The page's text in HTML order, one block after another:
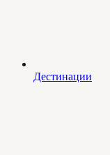
Дестинации